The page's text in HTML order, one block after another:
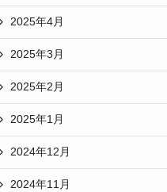
2025年4月
2025年3月
2025年2月
2025年1月
2024年12月
2024年11月